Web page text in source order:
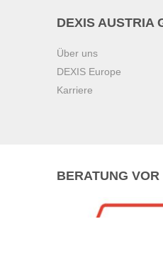
DEXIS AUSTRIA
Über uns
DEXIS Europe
Karriere
BERATUNG VOR